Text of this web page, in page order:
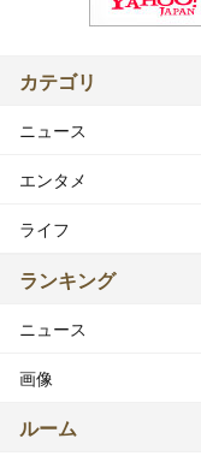
カテゴリ
ニュース
エンタメ
ライフ
ランキング
ニュース
画像
ルーム